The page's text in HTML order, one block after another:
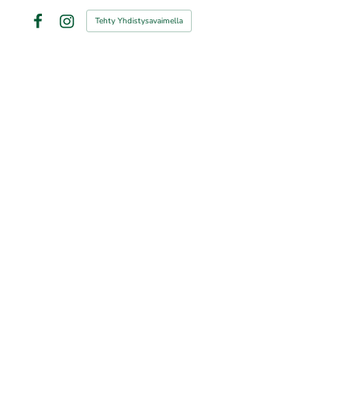
FacebookInstagram
Tehty Yhdistysavaimella